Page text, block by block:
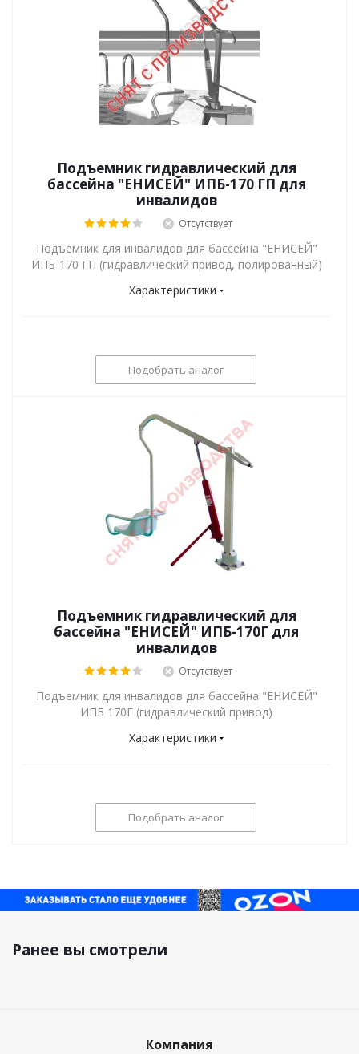
Подъемник гидравлический для
бассейна "ЕНИСЕЙ" ИПБ-170 ГП для
инвалидов
Отсутствует
Подъемник для инвалидов для бассейна "ЕНИСЕЙ"
ИПБ-170 ГП (гидравлический привод, полированный)
Характеристики
Подобрать аналог
Подъемник гидравлический для
бассейна "ЕНИСЕЙ" ИПБ-170Г для
инвалидов
Отсутствует
Подъемник для инвалидов для бассейна "ЕНИСЕЙ"
ИПБ 170Г (гидравлический привод)
Характеристики
Подобрать аналог
Ранее вы смотрели
Компания